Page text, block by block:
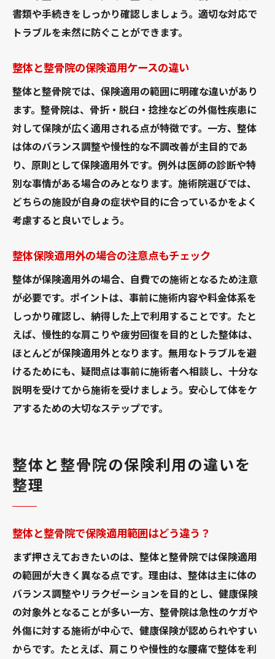
書類や手続きをしっかり確認しましょう。適切な対応で
トラブルを未然に防ぐことができます。
整体と整骨院の保険適用ケースの違い
整体と整骨院では、保険適用の範囲に明確な違いがあり
ます。整骨院は、骨折・脱臼・捻挫などの外傷性疾患に
対して保険が広く適用される点が特徴です。一方、整体
は体のバランス調整や慢性的な不調改善が主目的であ
り、原則として保険適用外です。例外は医師の診断や特
別な事情がある場合のみとなります。施術院選びでは、
どちらの施設が自身の症状や目的に合っているかをよく
考慮すると良いでしょう。
整体保険適用外の場合の注意点もチェック
整体が保険適用外の場合、自費での施術となるため注意
が必要です。ポイントは、事前に施術内容や料金体系を
しっかり確認し、納得した上で利用することです。たと
えば、慢性的な肩こりや疲労回復を目的とした整体は、
ほとんどが保険適用外となります。無用なトラブルを避
けるためにも、疑問点は事前に施術者へ相談し、十分な
説明を受けてから施術を受けましょう。安心して体をケ
アするための大切なステップです。
整体と整骨院の保険利用の違いを
整理
整体と整骨院で保険適用範囲はどう違う？
まず押さえておきたいのは、整体と整骨院では保険適用
の範囲が大きく異なる点です。理由は、整体は主に体の
バランス調整やリラクゼーションを目的とし、健康保険
の対象外となることが多い一方、整骨院は急性のケガや
外傷に対する施術が中心で、健康保険が認められやすい
からです。たとえば、肩こりや慢性的な腰痛で整体を利